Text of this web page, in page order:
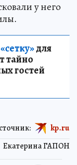
у него
для
тайно
гостей
Екатерина ГАПОН
kp.ru